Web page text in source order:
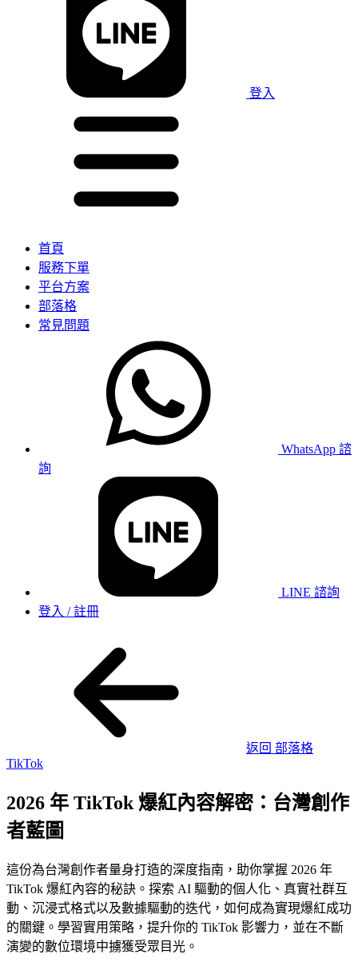
登入
首頁
服務下單
平台方案
部落格
常見問題
WhatsApp 諮
詢
LINE 諮詢
登入 / 註冊
返回 部落格
TikTok
2026 年 TikTok 爆紅內容解密：台灣創作
者藍圖
這份為台灣創作者量身打造的深度指南，助你掌握 2026 年
TikTok 爆紅內容的秘訣。探索 AI 驅動的個人化、真實社群互
動、沉浸式格式以及數據驅動的迭代，如何成為實現爆紅成功
的關鍵。學習實用策略，提升你的 TikTok 影響力，並在不斷
演變的數位環境中擄獲受眾目光。